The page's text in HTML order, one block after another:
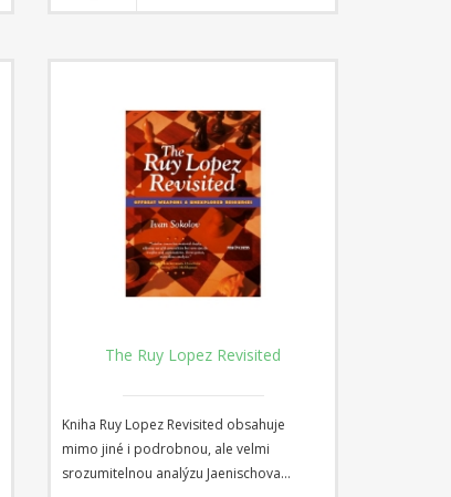
získala pověst důležité alternativy k
obrana může vést ke gambitům ostrým
Siesta, kde se může stát osudným jediné
uklouznutí některého z hráčů. Ale možná
hlavním lákadlem Moderního Steinitze je
jeho flexibilita, protože černý si může
zvolit i poziční a pevnější způsob hry.
The Ruy Lopez Revisited
Kniha Ruy Lopez Revisited obsahuje
mimo jiné i podrobnou, ale velmi
srozumitelnou analýzu Jaenischova